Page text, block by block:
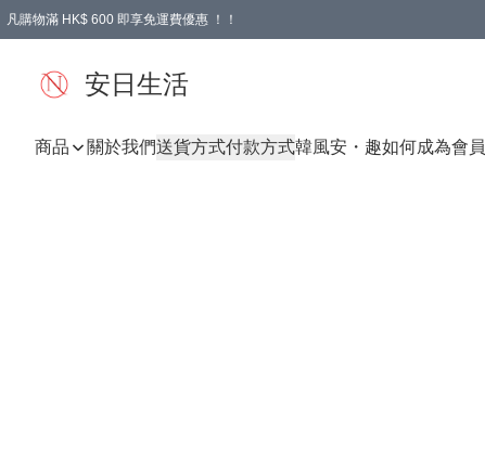
凡購物滿 HK$ 600 即享免運費優惠 ！！
安日生活
商品 關於我們送貨方式付款方式韓風安・趣如何成為會員